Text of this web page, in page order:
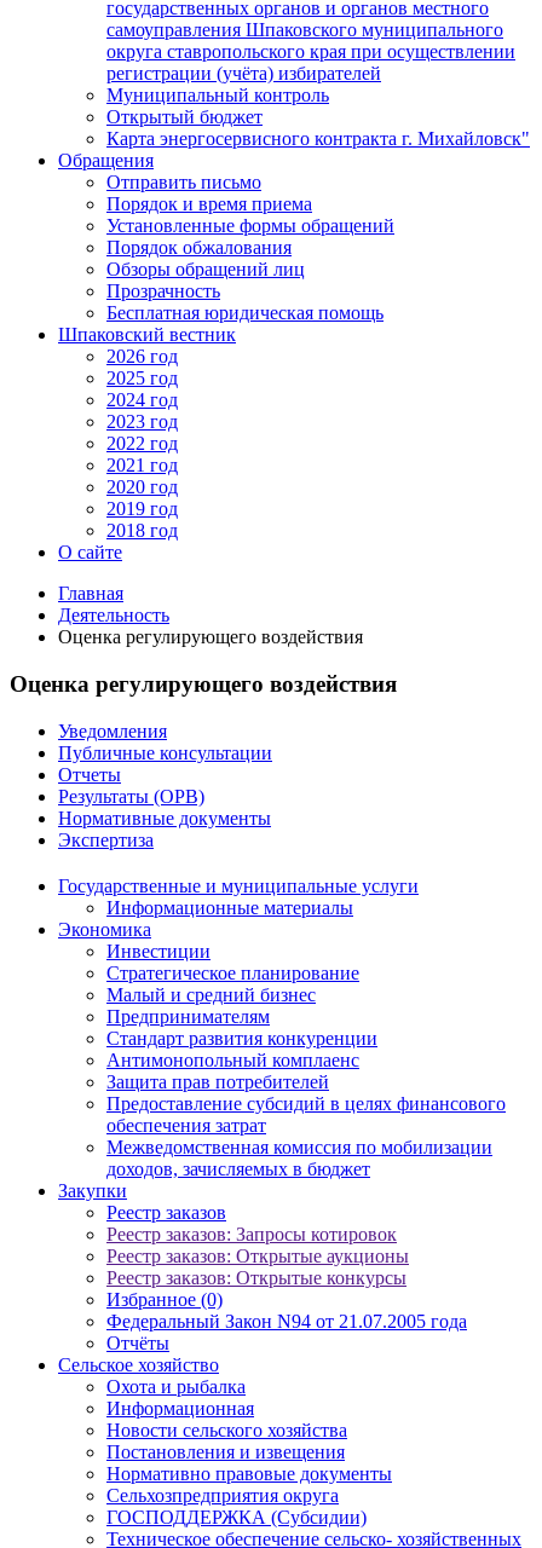
государственных органов и органов местного
самоуправления Шпаковского муниципального
округа ставропольского края при осуществлении
регистрации (учёта) избирателей
Муниципальный контроль
Открытый бюджет
Карта энергосервисного контракта г. Михайловск"
Обращения
Отправить письмо
Порядок и время приема
Установленные формы обращений
Порядок обжалования
Обзоры обращений лиц
Прозрачность
Бесплатная юридическая помощь
Шпаковский вестник
2026 год
2025 год
2024 год
2023 год
2022 год
2021 год
2020 год
2019 год
2018 год
О сайте
Главная
Деятельность
Оценка регулирующего воздействия
Оценка регулирующего воздействия
Уведомления
Публичные консультации
Отчеты
Результаты (ОРВ)
Нормативные документы
Экспертиза
Государственные и муниципальные услуги
Информационные материалы
Экономика
Инвестиции
Стратегическое планирование
Малый и средний бизнес
Предпринимателям
Стандарт развития конкуренции
Антимонопольный комплаенс
Защита прав потребителей
Предоставление субсидий в целях финансового
обеспечения затрат
Межведомственная комиссия по мобилизации
доходов, зачисляемых в бюджет
Закупки
Реестр заказов
Реестр заказов: Запросы котировок
Реестр заказов: Открытые аукционы
Реестр заказов: Открытые конкурсы
Избранное (0)
Федеральный Закон N94 от 21.07.2005 года
Отчёты
Сельское хозяйство
Охота и рыбалка
Информационная
Новости сельского хозяйства
Постановления и извещения
Нормативно правовые документы
Сельхозпредприятия округа
ГОСПОДДЕРЖКА (Субсидии)
Техническое обеспечение сельско- хозяйственных